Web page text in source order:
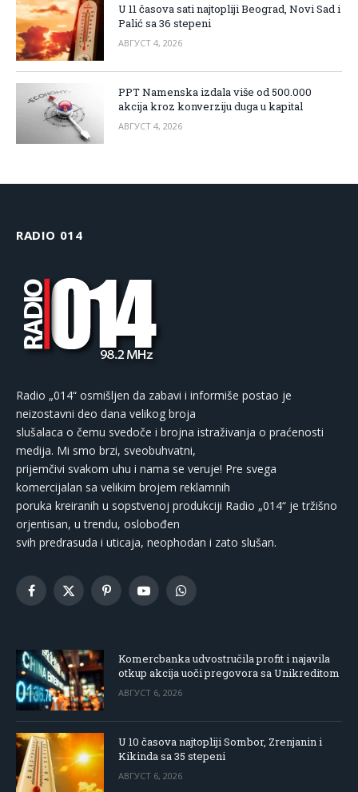
U 11 časova sati najtopliji Beograd, Novi Sad i
Palić sa 36 stepeni
АВГУСТ 4, 2026
PPT Namenska izdala više od 500.000
akcija kroz konverziju duga u kapital
АВГУСТ 4, 2026
RADIO 014
Radio „014“ osmišljen da zabavi i informiše postao je
neizostavni deo dana velikog broja
slušalaca o čemu svedoče i brojna istraživanja o praćenosti
medija. Mi smo brzi, sveobuhvatni,
prijemčivi svakom uhu i nama se veruje! Pre svega
komercijalan sa velikim brojem reklamnih
poruka kreiranih u sopstvenoj produkciji Radio „014“ je tržišno
orjentisan, u trendu, oslobođen
svih predrasuda i uticaja, neophodan i zato slušan.
Facebook
X
PinterestYouTubeWhatsApp
Komercbanka udvostručila profit i najavila
otkup akcija uoči pregovora sa Unikreditom
АВГУСТ 6, 2026
U 10 časova najtopliji Sombor, Zrenjanin i
Kikinda sa 35 stepeni
АВГУСТ 6, 2026